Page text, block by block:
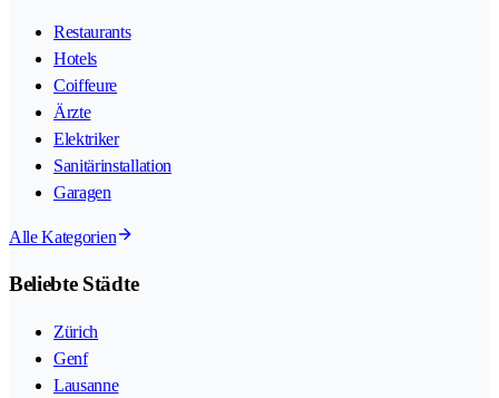
Restaurants
Hotels
Coiffeure
Ärzte
Elektriker
Sanitärinstallation
Garagen
Alle Kategorien
Beliebte Städte
Zürich
Genf
Lausanne